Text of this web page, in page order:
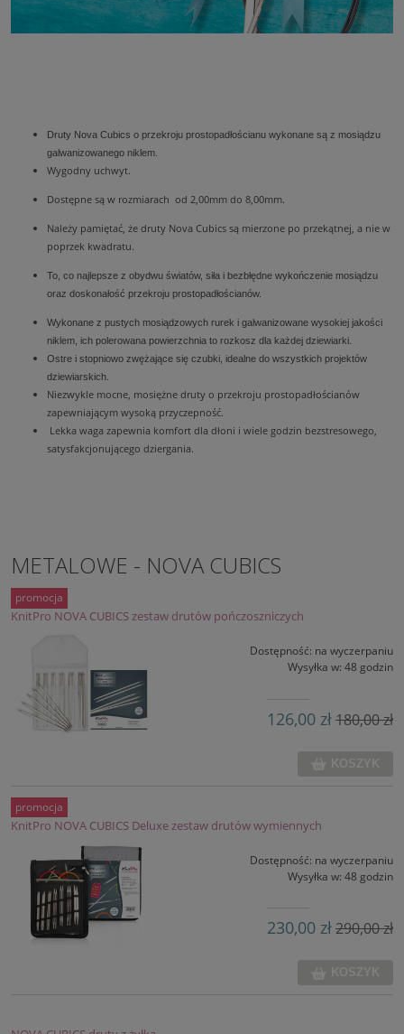
Druty Nova Cubics o przekroju prostopadłościanu wykonane są z mosiądzu
galwanizowanego niklem.
Wygodny uchwyt.
Dostępne są w rozmiarach od 2,00mm do 8,00mm.
Należy pamiętać, że druty Nova Cubics są mierzone po przekątnej, a nie w
poprzek kwadratu.
To, co najlepsze z obydwu światów, siła i bezbłędne wykończenie mosiądzu
oraz doskonałość przekroju prostopadłościanów.
Wykonane z pustych mosiądzowych rurek i galwanizowane wysokiej jakości
niklem, ich polerowana powierzchnia to rozkosz dla każdej dziewiarki.
Ostre i stopniowo zwężające się czubki, idealne do wszystkich projektów
dziewiarskich.
Niezwykle mocne, mosiężne druty o przekroju prostopadłościanów
zapewniającym wysoką przyczepność.
Lekka waga zapewnia komfort dla dłoni i wiele godzin bezstresowego,
satysfakcjonującego dziergania.
METALOWE - NOVA CUBICS
KnitPro NOVA CUBICS zestaw drutów pończoszniczych
Dostępność: na wyczerpaniu
Wysyłka w: 48 godzin
126,00 zł180,00 zł
KOSZYK
promocja
KnitPro NOVA CUBICS Deluxe zestaw drutów wymiennych
Dostępność: na wyczerpaniu
Wysyłka w: 48 godzin
230,00 zł290,00 zł
KOSZYK
promocja